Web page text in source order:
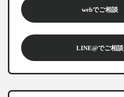
webでご相談
LINE@でご相談